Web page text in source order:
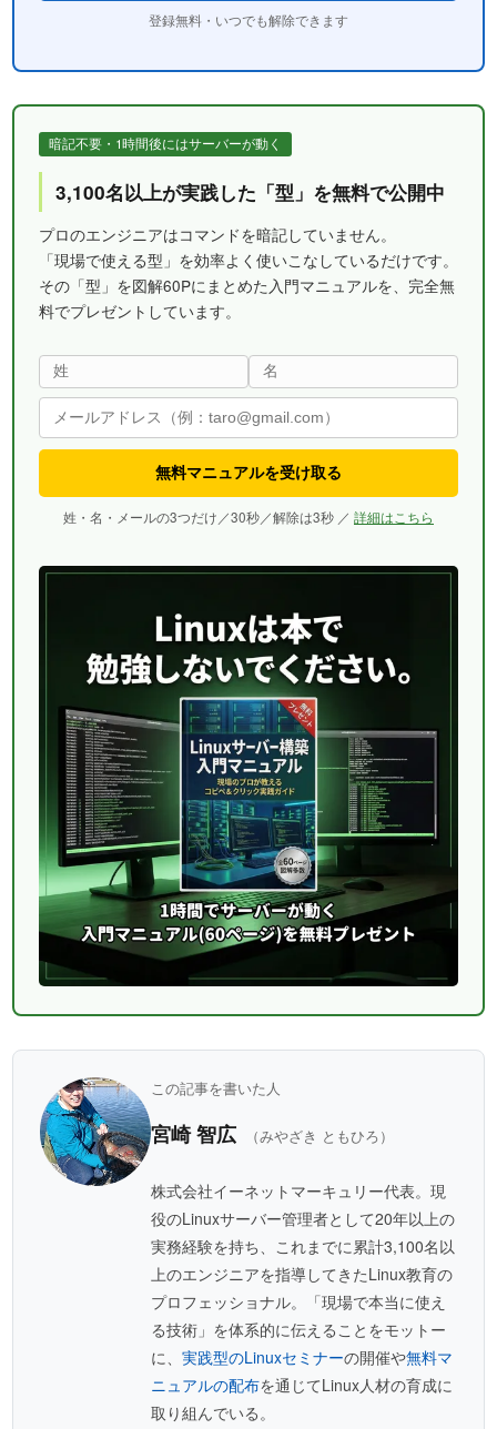
登録無料・いつでも解除できます
暗記不要・1時間後にはサーバーが動く
3,100名以上が実践した「型」を無料で公開中
プロのエンジニアはコマンドを暗記していません。
「現場で使える型」を効率よく使いこなしているだけです。
その「型」を図解60Pにまとめた入門マニュアルを、完全無
料でプレゼントしています。
無料マニュアルを受け取る
姓・名・メールの3つだけ／30秒／解除は3秒 ／ 詳細はこちら
この記事を書いた人
宮崎 智広 （みやざき ともひろ）
株式会社イーネットマーキュリー代表。現
役のLinuxサーバー管理者として20年以上の
実務経験を持ち、これまでに累計3,100名以
上のエンジニアを指導してきたLinux教育の
プロフェッショナル。「現場で本当に使え
る技術」を体系的に伝えることをモットー
に、実践型のLinuxセミナーの開催や無料マ
ニュアルの配布を通じてLinux人材の育成に
取り組んでいる。